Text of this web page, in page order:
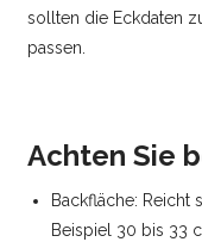
sollten die Eckdaten
passen.
Achten Sie
Backfläche: Reicht
Beispiel 30 bis 33